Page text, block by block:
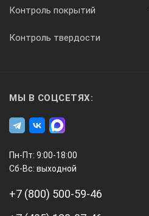
Контроль покрытий
Контроль твердости
МЫ В СОЦСЕТЯХ:
Пн-Пт: 9:00-18:00
Сб-Вс: выходной
+7 (800) 500-59-46